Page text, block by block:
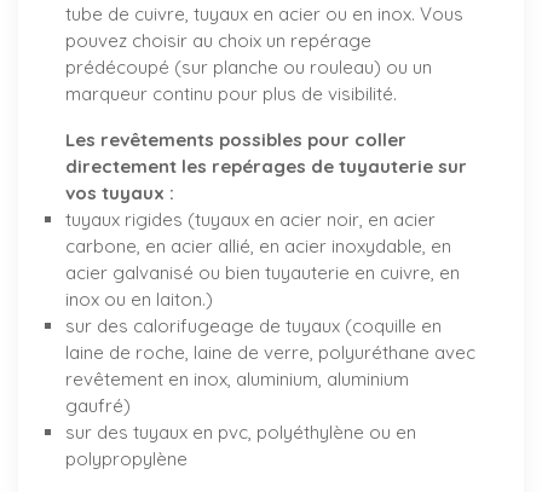
tube de cuivre, tuyaux en acier ou en inox. Vous
pouvez choisir au choix un repérage
prédécoupé (sur planche ou rouleau) ou un
marqueur continu pour plus de visibilité.
Les revêtements possibles pour coller
directement les repérages de tuyauterie sur
vos tuyaux :
tuyaux rigides (tuyaux en acier noir, en acier
carbone, en acier allié, en acier inoxydable, en
acier galvanisé ou bien tuyauterie en cuivre, en
inox ou en laiton.)
sur des calorifugeage de tuyaux (coquille en
laine de roche, laine de verre, polyuréthane avec
revêtement en inox, aluminium, aluminium
gaufré)
sur des tuyaux en pvc, polyéthylène ou en
polypropylène